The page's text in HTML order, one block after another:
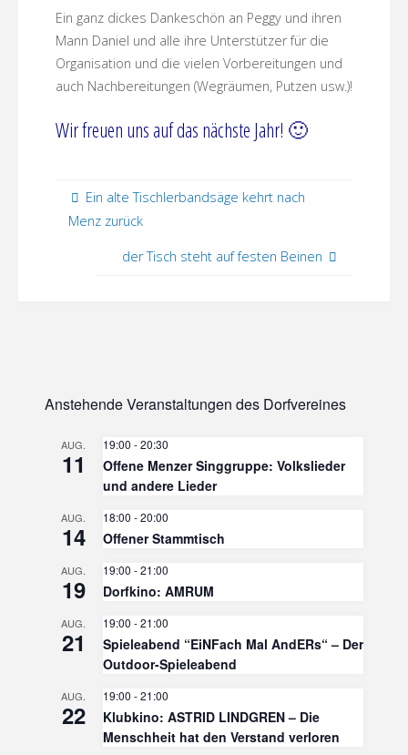
Ein ganz dickes Dankeschön an Peggy und ihren
Mann Daniel und alle ihre Unterstützer für die
Organisation und die vielen Vorbereitungen und
auch Nachbereitungen (Wegräumen, Putzen usw.)!
Wir freuen uns auf das nächste Jahr! 🙂
Ein alte Tischlerbandsäge kehrt nach
Menz zurück
der Tisch steht auf festen Beinen
Anstehende Veranstaltungen des Dorfvereines
AUG.
11
19:00 -20:30
Offene Menzer Singgruppe: Volkslieder
und andere Lieder
AUG.
14
18:00 -20:00
Offener Stammtisch
AUG.
19
19:00 -21:00
Dorfkino: AMRUM
AUG.
21
19:00 -21:00
Spieleabend “EiNFach Mal AndERs“ – Der
Outdoor-Spieleabend
AUG.
22
19:00 -21:00
Klubkino: ASTRID LINDGREN – Die
Menschheit hat den Verstand verloren